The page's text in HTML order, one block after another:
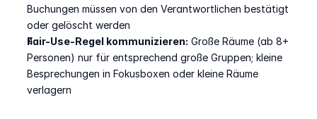
Buchungen müssen von den Verantwortlichen bestätigt
oder gelöscht werden
Fair-Use-Regel kommunizieren: Große Räume (ab 8+
Personen) nur für entsprechend große Gruppen; kleine
Besprechungen in Fokusboxen oder kleine Räume
verlagern